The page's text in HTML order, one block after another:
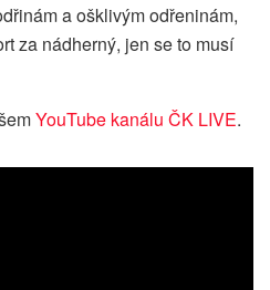
a ošklivým odřeninám,
za nádherný, jen se to musí
YouTube kanálu ČK LIVE.